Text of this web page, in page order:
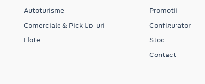
Autoturisme
Comerciale & Pick Up-uri
Flote
Promotii
Configurator
Stoc
Contact